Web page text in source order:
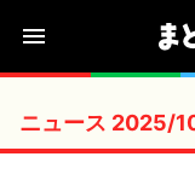
ニュース 2025/